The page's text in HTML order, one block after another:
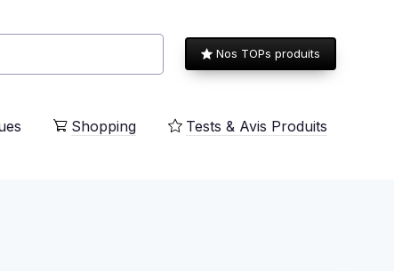
Nos TOPs produits
Shopping Tests & Avis Produits